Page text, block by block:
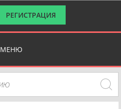
РЕГИСТРАЦИЯ
МЕНЮ